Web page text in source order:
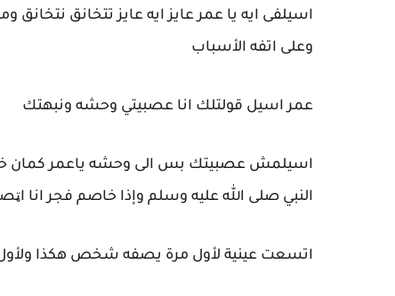
اسيلفى ايه يا عمر عايز ايه عايز تتخانق
وعلى اتفه الأسباب
عمر اسيل قولتلك انا عصبيتي وحشه ونبهتك
اسيلمش عصبيتك بس الى وحشه ياعمر كمان
النبي صلى الله عليه وسلم وإذا خاصم فجر انا
اتسعت عينية لأول مرة يصفه شخص هكذا